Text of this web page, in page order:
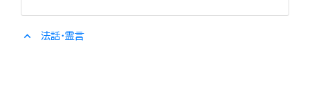
expand_less 法話・霊言